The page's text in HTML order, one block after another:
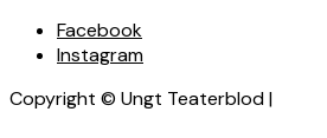
Facebook
Instagram
Copyright © Ungt Teaterblod |